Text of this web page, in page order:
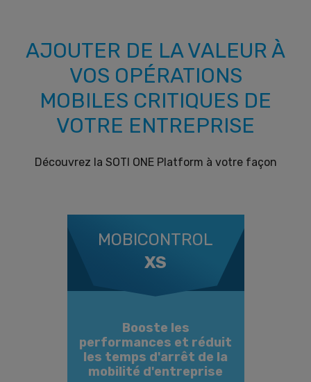
AJOUTER DE LA VALEUR À
VOS OPÉRATIONS
MOBILES CRITIQUES DE
VOTRE ENTREPRISE
Découvrez la SOTI ONE Platform à votre façon
MOBICONTROL
XS
Booste les
performances et réduit
les temps d'arrêt de la
mobilité d'entreprise